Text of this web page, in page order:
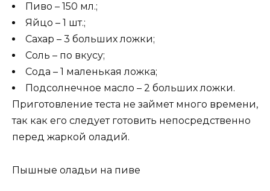
Пиво – 150 мл.;
Яйцо – 1 шт.;
Сахар – 3 больших ложки;
Соль – по вкусу;
Сода – 1 маленькая ложка;
Подсолнечное масло – 2 больших ложки.
Приготовление теста не займет много времени,
так как его следует готовить непосредственно
перед жаркой оладий.
Пышные оладьи на пиве